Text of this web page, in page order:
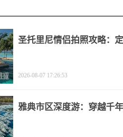
圣托里尼情侣拍照攻略：
2026-08-07 17:26:53
雅典市区深度游：穿越千